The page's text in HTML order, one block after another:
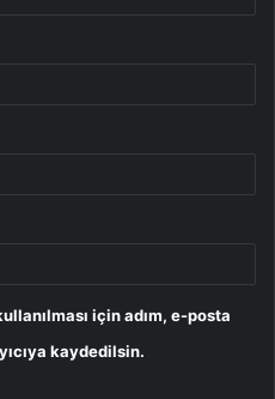
için adım, e-posta
kaydedilsin.